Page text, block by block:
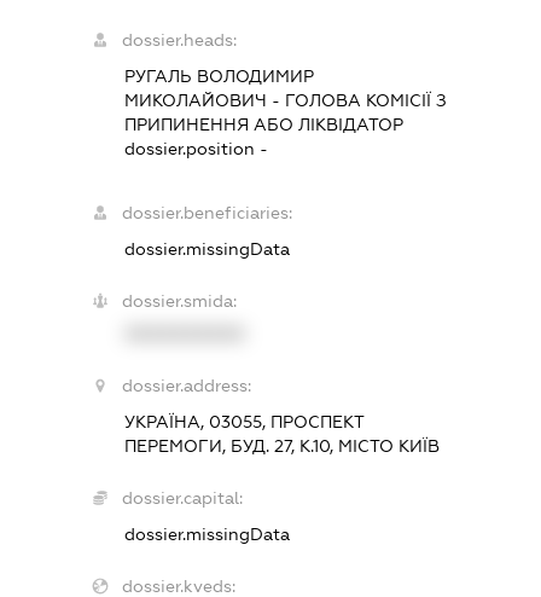
dossier.heads:
РУГАЛЬ ВОЛОДИМИР
МИКОЛАЙОВИЧ - ГОЛОВА КОМІСІЇ З
ПРИПИНЕННЯ АБО ЛІКВІДАТОР
dossier.position -
dossier.beneficiaries:
dossier.missingData
dossier.smida:
dossier.address:
УКРАЇНА, 03055, ПРОСПЕКТ
ПЕРЕМОГИ, БУД. 27, К.10, МІСТО КИЇВ
dossier.capital:
dossier.missingData
dossier.kveds: